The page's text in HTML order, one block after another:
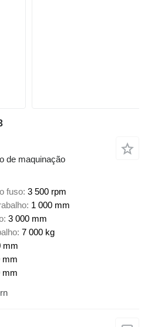
de maquinação
fuso 3 500 rpm
1 000 mm
3 000 mm
7 000 kg
mm
mm
mm